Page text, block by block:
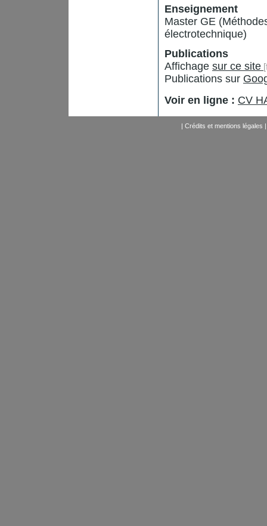
Enseignement
Master GE
électrotechnique)
Publications
Affichage sur ce site
Publications sur
Voir en ligne : CV
| Crédits et mentions légales